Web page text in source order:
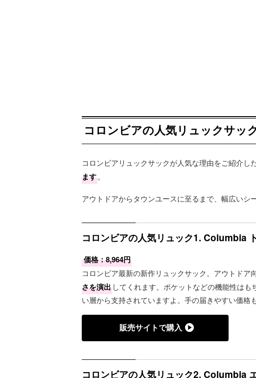
コロンビアの人気リュックサッ
コロンビアリュックサックが人気な理由をご紹介した
ます。
アウトドアからタウンユースに至るまで、幅広いシ
コロンビアの人気リュック1. Columbia
価格：8,964円
コロンビア最新の新作リュックサック。アウトドア
さを演出 してくれます。ポケットなどの機能性は
い層から支持されていますよ。手の届きやすい価格
販売サイトで購入
コロンビアの人気リュック2. Columbia